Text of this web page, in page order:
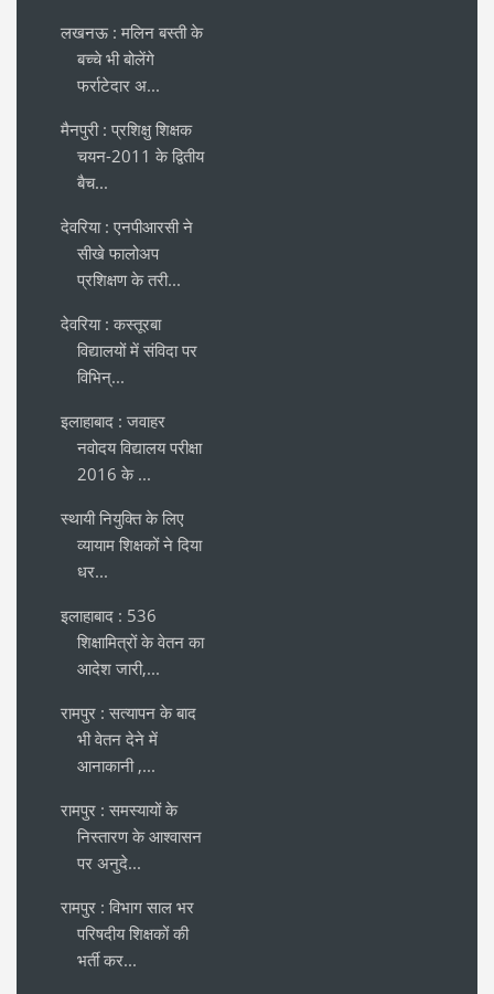
लखनऊ : मलिन बस्ती के
बच्चे भी बोलेंगे
फर्राटेदार अ...
मैनपुरी : प्रशिक्षु शिक्षक
चयन-2011 के द्वितीय
बैच...
देवरिया : एनपीआरसी ने
सीखे फालोअप
प्रशिक्षण के तरी...
देवरिया : कस्तूरबा
विद्यालयों में संविदा पर
विभिन्...
इलाहाबाद : जवाहर
नवोदय विद्यालय परीक्षा
2016 के ...
स्थायी नियुक्ति के लिए
व्यायाम शिक्षकों ने दिया
धर...
इलाहाबाद : 536
शिक्षामित्रों के वेतन का
आदेश जारी,...
रामपुर : सत्यापन के बाद
भी वेतन देने में
आनाकानी ,...
रामपुर : समस्यायों के
निस्तारण के आश्वासन
पर अनुदे...
रामपुर : विभाग साल भर
परिषदीय शिक्षकों की
भर्ती कर...